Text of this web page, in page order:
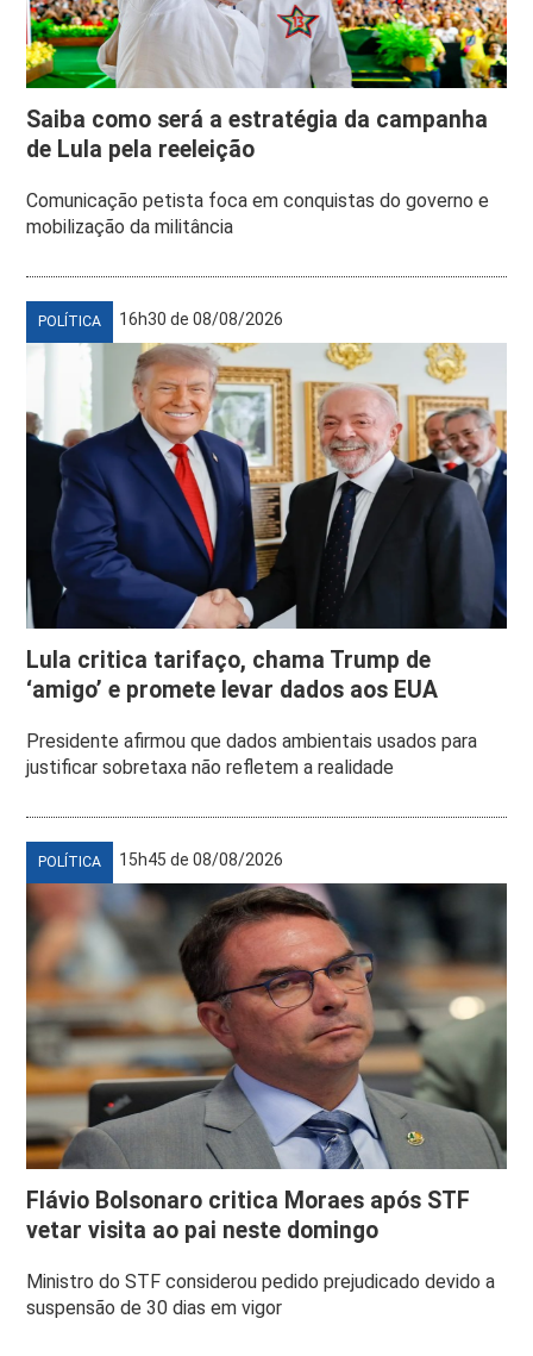
Saiba como será a estratégia da campanha
de Lula pela reeleição
Comunicação petista foca em conquistas do governo e
mobilização da militância
POLÍTICA 16h30 de 08/08/2026
Lula critica tarifaço, chama Trump de
‘amigo’ e promete levar dados aos EUA
Presidente afirmou que dados ambientais usados para
justificar sobretaxa não refletem a realidade
POLÍTICA 15h45 de 08/08/2026
Flávio Bolsonaro critica Moraes após STF
vetar visita ao pai neste domingo
Ministro do STF considerou pedido prejudicado devido a
suspensão de 30 dias em vigor